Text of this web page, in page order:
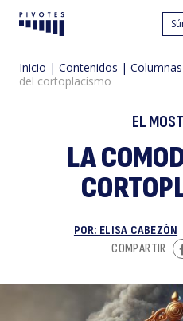
Pivotes
Inicio | Contenidos |
del cortoplacismo
EL
LA
POR: ELISA CABEZÓN
COMPARTIR